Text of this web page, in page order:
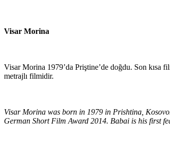
Visar Morina
Visar Morina 1979’da Priştine’de doğdu. Son kısa
metrajlı filmidir.
Visar Morina was born in 1979 in Prishtina,
German Short Film Award 2014. Babai is his first